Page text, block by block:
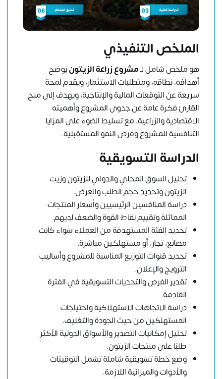
الملخص التنفيذي
هو ملخص شامل لـمشروع زراعة الزيتونيوضح
أهدافه، نطاقه، ومتطلبات الاستثمار، ويقدم لمحة
سريعة عن التوقعات المالية والإنتاجية، ويهدف إلى منح
القارئ فكرة عامة عن جدوى المشروع وأهميته
الاقتصادية والزراعية، مع تسليط الضوء على المزايا
التنافسية للمشروع وفرص النمو المستقبلية.
الدراسة التسويقية
تحليل السوق المحلي والدولي للزيتون وزيت
الزيتون وتحديد حجم الطلب والعرض.
دراسة المنافسين الرئيسيين وأسعار المنتجات
المماثلة وتقييم نقاط القوة والضعف لديهم.
تحديد الفئة المستهدفة من العملاء سواء كانت
مصانع، تجار، أو مستهلكين مباشرة.
تحديد قنوات التوزيع المناسبة للمشروع وأساليب
الترويج والإعلان.
تقدير الفرص والتحديات التسويقية في الفترة
القادمة.
دراسة الاتجاهات الاستهلاكية واحتياجات
المستهلكين من حيث الجودة والتغليف.
تحليل إمكانيات التصدير والأسواق الدولية الأكثر
طلبًا على منتجات الزيتون.
وضع خطة تسويقية شاملة تشمل التوقيتات
والأدوات والميزانية اللازمة.